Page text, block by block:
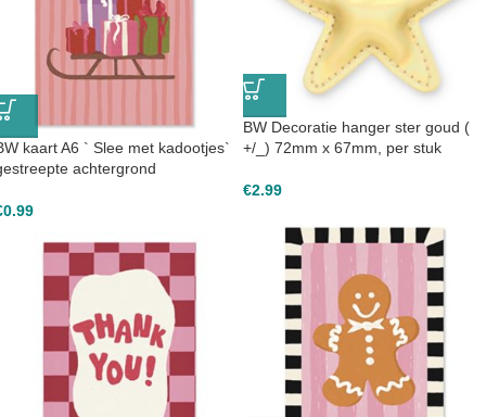
BW Decoratie hanger ster goud (
+/_) 72mm x 67mm, per stuk
€2.99
kaart A6 ` Slee met kadootjes`
achtergrond
0.99